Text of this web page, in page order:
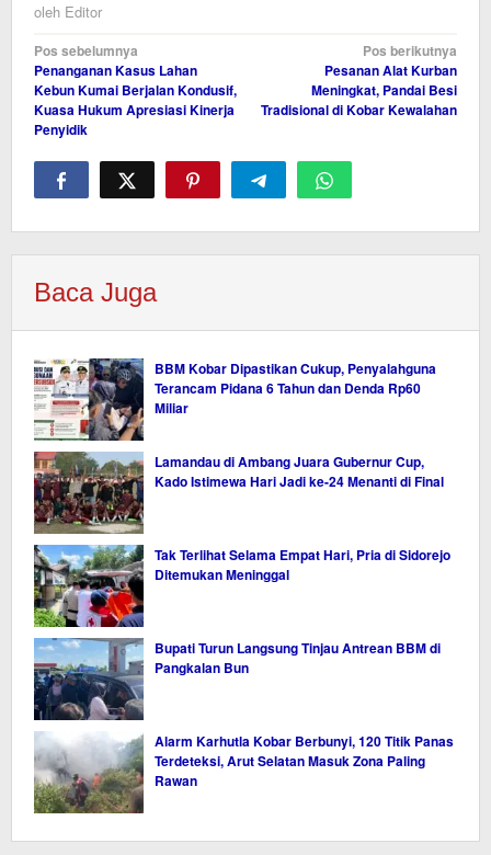
oleh Editor
Navigasi
pos
Pos sebelumnya
Penanganan Kasus Lahan
Kebun Kumai Berjalan Kondusif,
Kuasa Hukum Apresiasi Kinerja
Penyidik
Pos berikutnya
Pesanan Alat Kurban
Meningkat, Pandai Besi
Tradisional di Kobar Kewalahan
Baca Juga
BBM Kobar Dipastikan Cukup, Penyalahguna
Terancam Pidana 6 Tahun dan Denda Rp60
Miliar
Lamandau di Ambang Juara Gubernur Cup,
Kado Istimewa Hari Jadi ke-24 Menanti di Final
Tak Terlihat Selama Empat Hari, Pria di Sidorejo
Ditemukan Meninggal
Bupati Turun Langsung Tinjau Antrean BBM di
Pangkalan Bun
Alarm Karhutla Kobar Berbunyi, 120 Titik Panas
Terdeteksi, Arut Selatan Masuk Zona Paling
Rawan